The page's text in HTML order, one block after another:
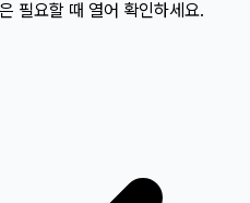
필요할 때 열어 확인하세요.